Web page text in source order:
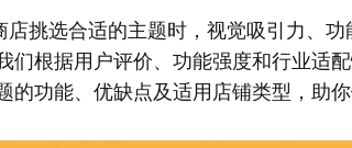
挑选合适的主题时，视觉吸引力、功
们根据用户评价、功能强度和行业适
的功能、优缺点及适用店铺类型，助你